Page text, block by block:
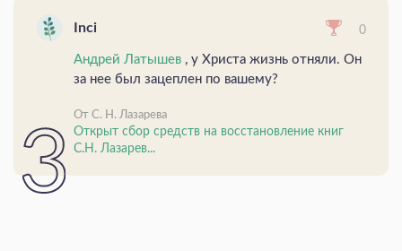
Inci 0
Андрей Латышев , у Христа жизнь отняли. Он
за нее был зацеплен по вашему?
От С. Н. Лазарева
Открыт сбор средств на восстановление книг
С.Н. Лазарев...